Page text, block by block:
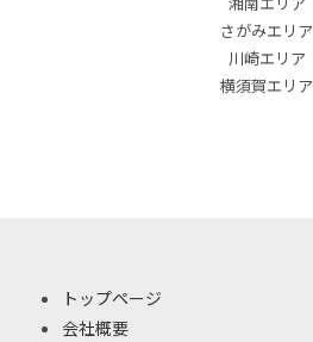
さがみエリア
川崎エリア
横須賀エリア
トップページ
会社概要